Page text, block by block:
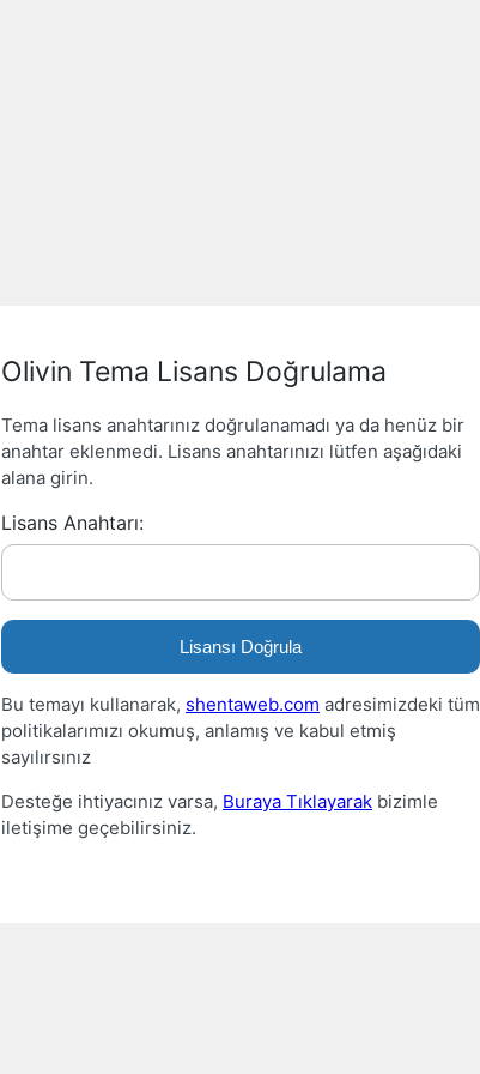
Olivin Tema Lisans Doğrulama
Tema lisans anahtarınız doğrulanamadı ya da henüz bir
anahtar eklenmedi. Lisans anahtarınızı lütfen aşağıdaki
alana girin.
Lisans Anahtarı:
Lisansı Doğrula
Bu temayı kullanarak, shentaweb.com adresimizdeki tüm
politikalarımızı okumuş, anlamış ve kabul etmiş
sayılırsınız
Desteğe ihtiyacınız varsa, Buraya Tıklayarak bizimle
iletişime geçebilirsiniz.